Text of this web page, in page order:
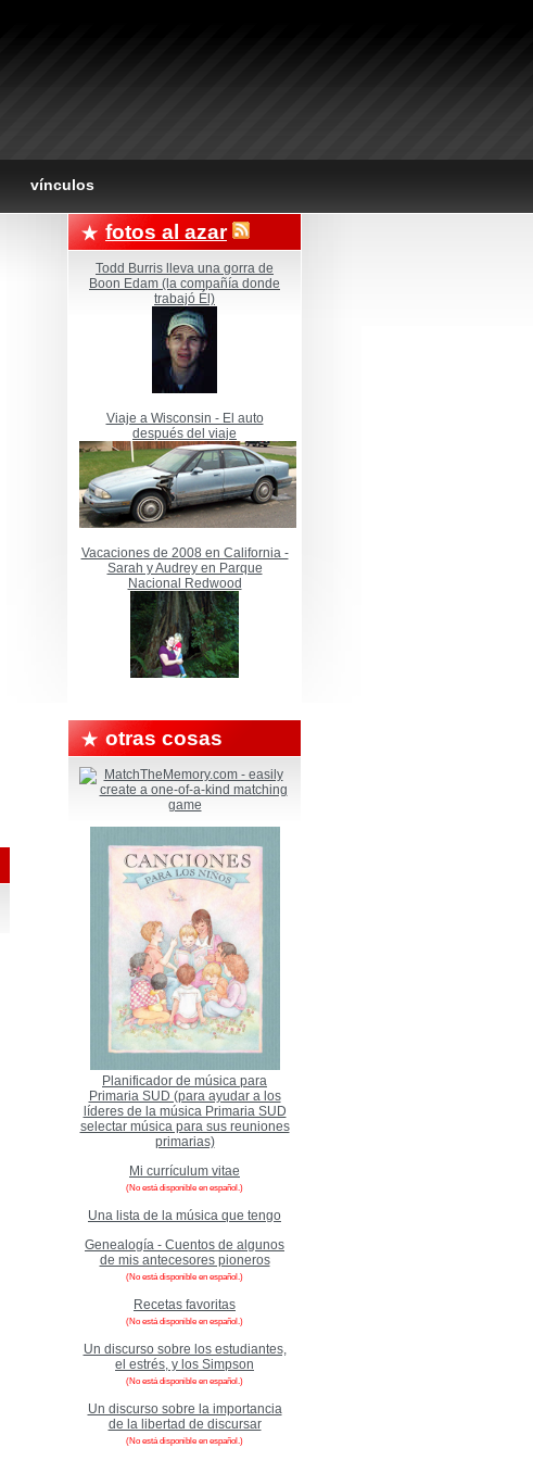
vínculos
fotos al azar
Todd Burris lleva una gorra de
Boon Edam (la compañía donde
trabajó Él)
Viaje a Wisconsin - El auto
después del viaje
Vacaciones de 2008 en California -
Sarah y Audrey en Parque
Nacional Redwood
otras cosas
Planificador de música para
Primaria SUD (para ayudar a los
líderes de la música Primaria SUD
selectar música para sus reuniones
primarias)
Mi currículum vitae
(No está disponible en español.)
Una lista de la música que tengo
Genealogía - Cuentos de algunos
de mis antecesores pioneros
(No está disponible en español.)
Recetas favoritas
(No está disponible en español.)
Un discurso sobre los estudiantes,
el estrés, y los Simpson
(No está disponible en español.)
Un discurso sobre la importancia
de la libertad de discursar
(No está disponible en español.)